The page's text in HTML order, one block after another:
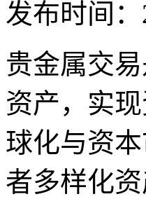
发布时间：
贵金属交
资产，实
球化与资
者多样化